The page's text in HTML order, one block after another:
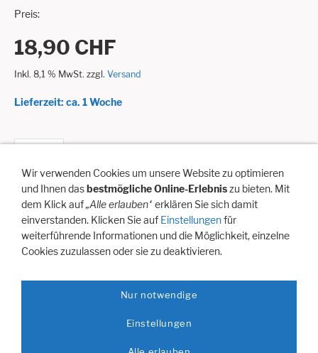
Preis:
18,90 CHF
Inkl. 8,1 % MwSt. zzgl. Versand
Lieferzeit: ca. 1 Woche
Für später merken
Doppelhubpumpe gross bringt Luft beim ziehen und stossen.
Anschlüsse zum befüllen und entleeren.
VertreterbesuchNewsletter Anmeldung
Wir verwenden Cookies um unsere Website zu optimieren
und Ihnen dasbestmögliche Online-Erlebniszu bieten. Mit
dem Klick auf„Alle erlauben“ erklären Sie sich damit
einverstanden. Klicken Sie auf Einstellungenfür
weiterführende Informationen und die Möglichkeit, einzelne
Cookies zuzulassen oder sie zu deaktivieren.
Nur notwendige
Einstellungen